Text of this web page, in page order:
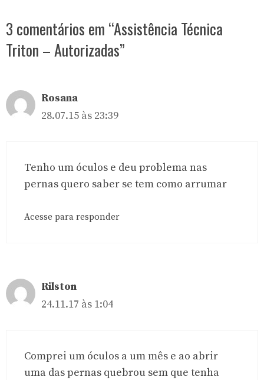
3 comentários em “Assistência Técnica
Triton – Autorizadas”
Rosana
28.07.15 às 23:39
Tenho um óculos e deu problema nas
pernas quero saber se tem como arrumar
Acesse para responder
Rilston
24.11.17 às 1:04
Comprei um óculos a um mês e ao abrir
uma das pernas quebrou sem que tenha